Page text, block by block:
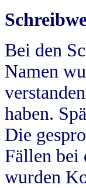
Bei den
Namen
haben.
Die
Fällen bei
wurden